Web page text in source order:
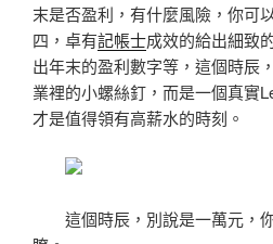
末是否盈利，有什麼風險，你可
四，卓有記帳士成效的給出細致
出年末的盈利數字等，這個時辰
業裡的小螺絲釘，而是一個真實
才是值得領有高薪水的時刻。
這個時辰，別說是一萬元，